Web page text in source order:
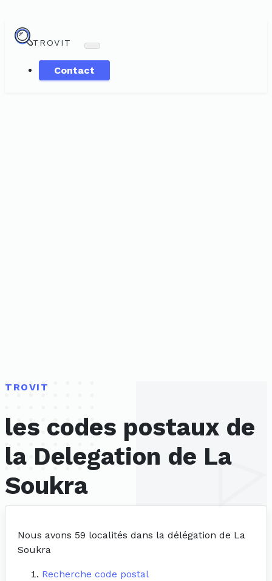
TROVIT
Contact
TROVIT
les codes postaux de
la Delegation de La
Soukra
Nous avons 59 localités dans la délégation de La
Soukra
Recherche code postal